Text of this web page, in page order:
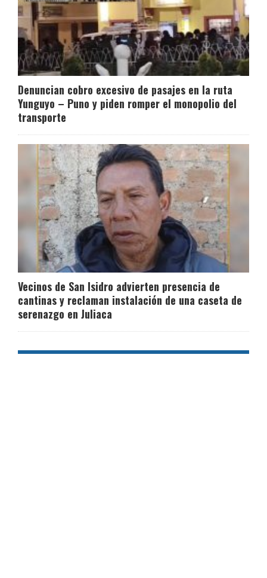
Denuncian cobro excesivo de pasajes en la ruta
Yunguyo – Puno y piden romper el monopolio del
transporte
Vecinos de San Isidro advierten presencia de
cantinas y reclaman instalación de una caseta de
serenazgo en Juliaca